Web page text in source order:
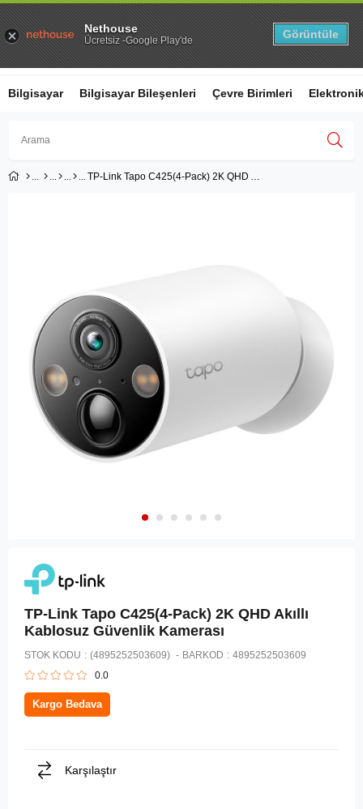
KAMPANYALAR SSS HEDİYE REHBERİ
Bilgisayar Bilgisayar Bileşenleri Çevre Birimleri
Üye Ol Facebook İle Bağlan
0
TP-Link Tapo C425(4-Pack) 2K QHD Akıllı Kablosuz Güvenlik Kamerası
TP-Link Tapo C425(4-Pack) 2K QHD Akıllı
Kablosuz Güvenlik Kamerası
STOK KODU (4895252503609) BARKOD : 4895252503609
0.0
Kargo Bedava
Karşılaştır
Nethouse
Ücretsiz -Google Play'de Görüntüle